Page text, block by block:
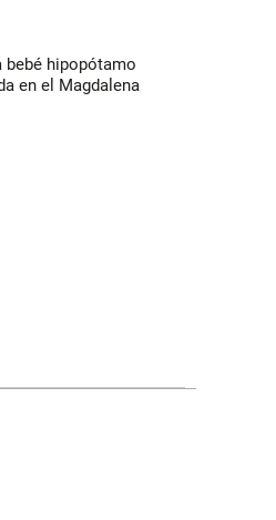
bebé hipopótamo
en el Magdalena